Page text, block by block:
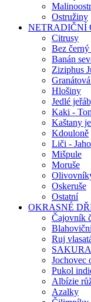
Ostružiny
NETRADIČNÍ
Citrusy
Bez černý
Banán
Ziziphus
Hlošiny
Jedlé
Kaki -
Kaštany
Kdouloně
Liči -
Mišpule
Moruše
Oskeruše
Ostatní
OKRASNÉ
Čajovník
Ruj
SAKURA
Jochovec
Pukol
Albízie
Azalky